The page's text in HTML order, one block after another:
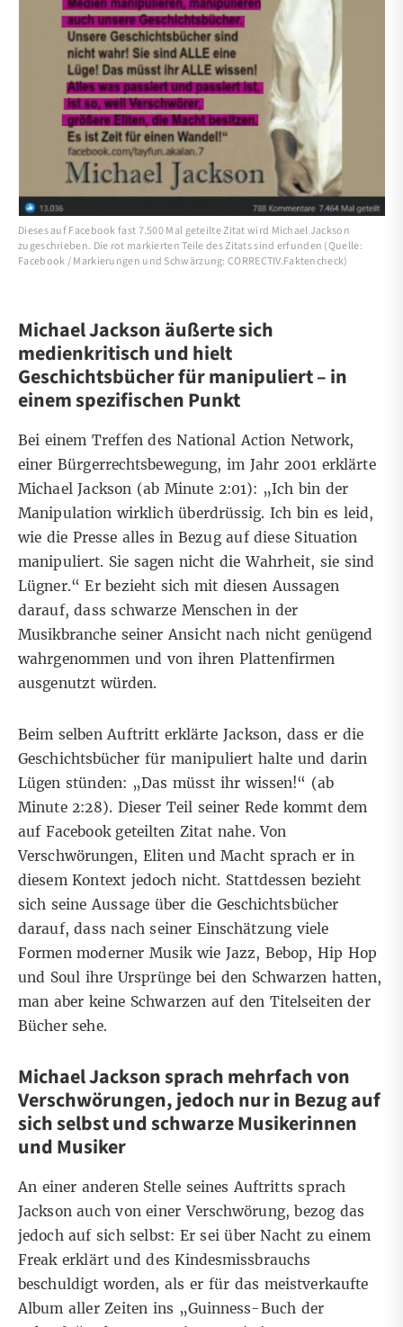
Dieses auf Facebook fast 7.500 Mal geteilte Zitat wird Michael Jackson
zugeschrieben. Die rot markierten Teile des Zitats sind erfunden (Quelle:
Facebook / Markierungen und Schwärzung: CORRECTIV.Faktencheck)
Michael Jackson äußerte sich
medienkritisch und hielt
Geschichtsbücher für manipuliert – in
einem spezifischen Punkt
Bei einem Treffen desNational Action Network,
einer Bürgerrechtsbewegung, im Jahr 2001 erklärte
Michael Jackson (ab Minute 2:01): „Ich bin der
Manipulation wirklich überdrüssig. Ich bin es leid,
wie die Presse alles in Bezug auf diese Situation
manipuliert. Sie sagen nicht die Wahrheit, sie sind
Lügner.“ Er bezieht sich mit diesen Aussagen
darauf, dass schwarze Menschen in der
Musikbranche seiner Ansicht nach nicht genügend
wahrgenommen und von ihren Plattenfirmen
ausgenutzt würden.
Beim selben Auftritt erklärte Jackson, dass er die
Geschichtsbücher für manipuliert halte und darin
Lügen stünden: „Das müsst ihr wissen!“ (ab
Minute2:28). Dieser Teil seiner Rede kommt dem
auf Facebook geteilten Zitat nahe. Von
Verschwörungen, Eliten und Macht sprach er in
diesem Kontext jedoch nicht. Stattdessen bezieht
sich seine Aussage über die Geschichtsbücher
darauf, dass nach seiner Einschätzung viele
Formen moderner Musik wie Jazz, Bebop, Hip Hop
und Soul ihre Ursprünge bei den Schwarzen hatten,
man aber keine Schwarzen auf den Titelseiten der
Bücher sehe.
Michael Jackson sprach mehrfach von
Verschwörungen, jedoch nur in Bezug auf
sich selbst und schwarze Musikerinnen
und Musiker
An einer anderen Stelle seines Auftritts sprach
Jackson auch von einer Verschwörung, bezog das
jedoch auf sich selbst: Er sei über Nacht zu einem
Freak erklärt und des Kindesmissbrauchs
beschuldigt worden, als er für das meistverkaufte
Album aller Zeiten ins „Guinness-Buch der